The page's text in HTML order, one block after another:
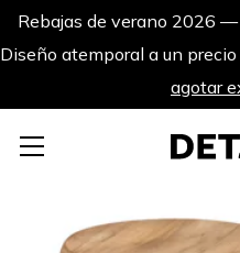
Rebajas de verano 2026
Diseño atemporal a un
agotar